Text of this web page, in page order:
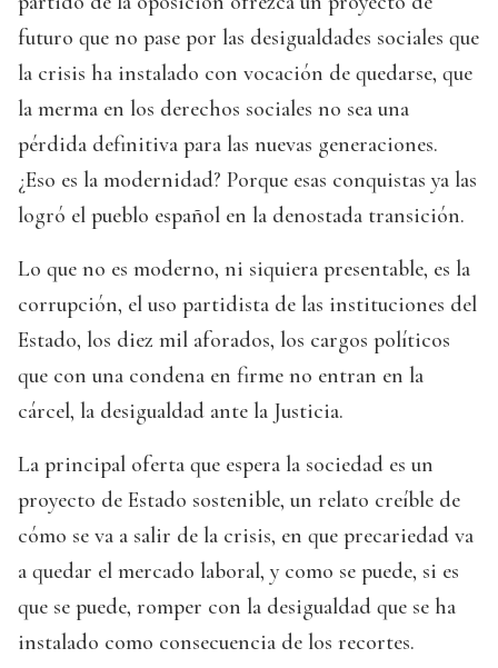
futuro que no pase por las desigualdades sociales que
la crisis ha instalado con vocación de quedarse, que
la merma en los derechos sociales no sea una
pérdida definitiva para las nuevas generaciones.
¿Eso es la modernidad? Porque esas conquistas ya las
logró el pueblo español en la denostada transición.
Lo que no es moderno, ni siquiera presentable, es la
corrupción, el uso partidista de las instituciones del
Estado, los diez mil aforados, los cargos políticos
que con una condena en firme no entran en la
cárcel, la desigualdad ante la Justicia.
La principal oferta que espera la sociedad es un
proyecto de Estado sostenible, un relato creíble de
cómo se va a salir de la crisis, en que precariedad va
a quedar el mercado laboral, y como se puede, si es
que se puede, romper con la desigualdad que se ha
instalado como consecuencia de los recortes.